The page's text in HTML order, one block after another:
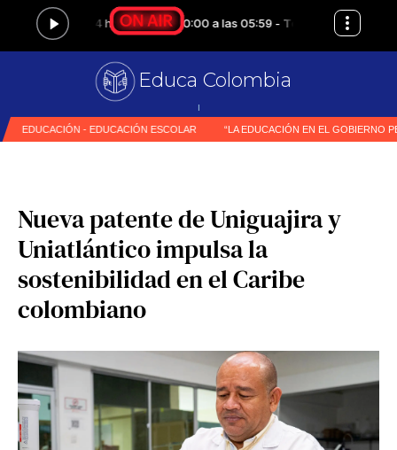
Educa Colombia
Radio 24 hora
Nueva patente de Uniguajira y
Uniatlántico impulsa la
sostenibilidad en el Caribe
colombiano